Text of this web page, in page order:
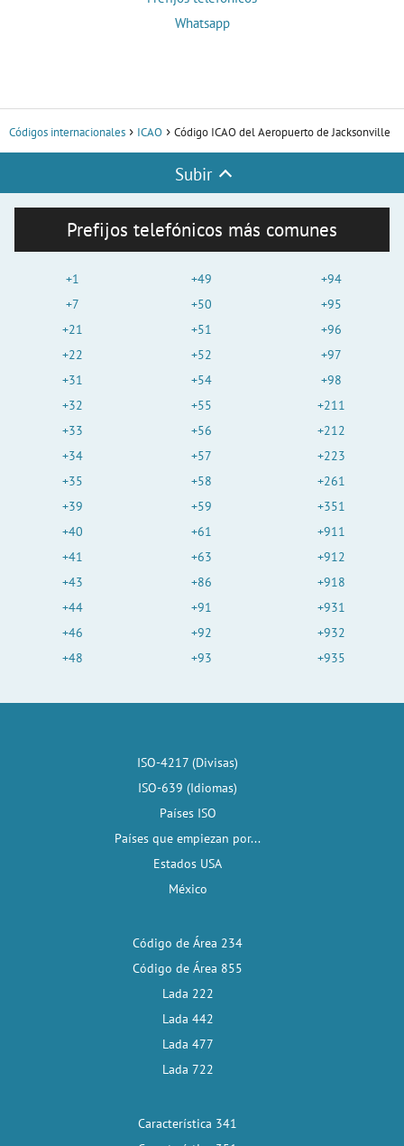
Whatsapp
Códigos internacionales ICAO Código ICAO del Aeropuerto de Jacksonville
Subir
Prefijos telefónicos más comunes
+1
+7
+21
+22
+31
+32
+33
+34
+35
+39
+40
+41
+43
+44
+46
+48
+49
+50
+51
+52
+54
+55
+56
+57
+58
+59
+61
+63
+86
+91
+92
+93
+94
+95
+96
+97
+98
+211
+212
+223
+261
+351
+911
+912
+918
+931
+932
+935
ISO-4217 (Divisas)
ISO-639 (Idiomas)
Países ISO
Países que empiezan por...
Estados USA
México
Código de Área 234
Código de Área 855
Lada 222
Lada 442
Lada 477
Lada 722
Característica 341